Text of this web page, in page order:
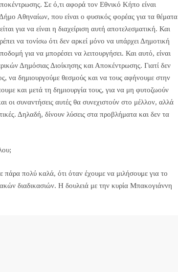
Σε ό,τι αφορά τον Εθνικό Κήπο είναι
Αθηναίων, που είναι ο φυσικός φορέας για τα θέματα
για να είναι η διαχείριση αυτή αποτελεσματική. Και
να τονίσω ότι δεν αρκεί μόνο να υπάρχει Δημοτική
για να μπορέσει να λειτουργήσει. Και αυτό, είναι
Δημόσιας Διοίκησης και Αποκέντρωσης. Γιατί δεν
να δημιουργούμε θεσμούς και να τους αφήνουμε στην
και μετά τη δημιουργία τους, για να μη φυτοζωούν
οι συναντήσεις αυτές θα συνεχιστούν στο μέλλον, αλλά
Δηλαδή, δίνουν λύσεις στα προβλήματα και δεν τα
πάρα πολύ καλά, ότι όταν έχουμε να μιλήσουμε για το
διαδικασιών. Η δουλειά με την κυρία Μπακογιάννη